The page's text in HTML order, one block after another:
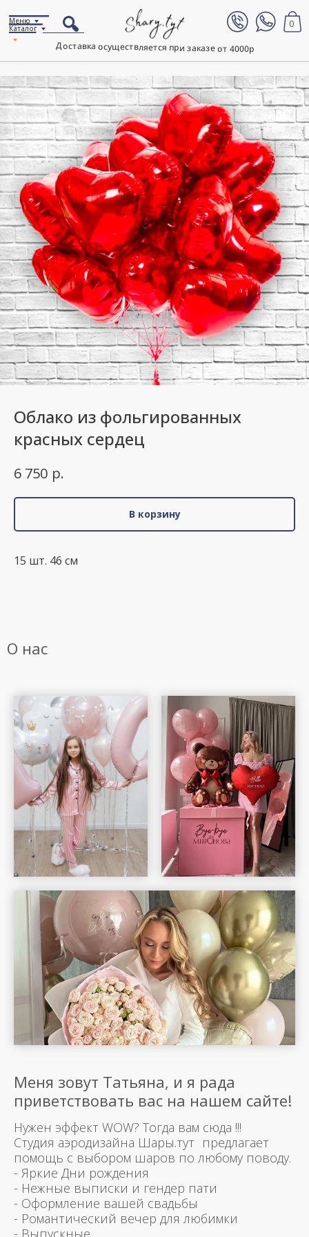
Доставка осуществляется при заказе от 4000р
0
Каталог
Меню
Облако из фольгированных
красных сердец
6 750 р.
В корзину
15 шт. 46 см
О нас
Меня зовут Татьяна, и я рада
приветствовать вас на нашем сайте!
Нужен эффект WOW? Тогда вам сюда !!!
Студия аэродизайна Шары.тут предлагает
помощь с выбором шаров по любому поводу.
- Яркие Дни рождения
- Нежные выписки и гендер пати
- Оформление вашей свадьбы
- Романтический вечер для любимки
- Выпускные